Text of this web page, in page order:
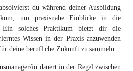
für Praktikanten.
Tourismusmanager ist es daher
detaillierte Formulierung zu achten, um
und eine erfolgreiche
Des Weiteren sollten
zur Verschwiegenheit und zum Umgang
enthalten sein, da
sensiblen Daten und persönlichen
Zudem ist es ratsam, im Vertrag
um Missverständnissen
du während deiner Ausbildung
um praxisnahe Einblicke in die
Ein solches Praktikum bietet dir die
Wissen in der Praxis anzuwenden
deine berufliche Zukunft zu sammeln.
in dauert in der Regel zwischen